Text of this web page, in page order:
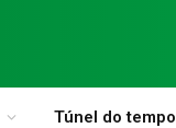
Túnel do tempo